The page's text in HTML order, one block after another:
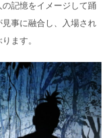
記憶をイメージして踊
事に融合し、入場され
ます。